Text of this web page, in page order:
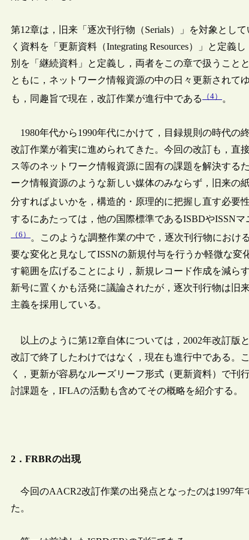
第12章は，旧来「逐次刊行物（Serials）」を対象とし
く資料を「更新資料（Integrating Resources）」と定
別を「継続資料」と定義し，両者をこの章で扱うこと
ともに，ネットワーク情報資源の中の日々更新されて
も，同趣旨で現在，改訂作業が進行中である
（4） 。
1980年代から1990年代にかけて，目録規則の時代の
改訂作業が着実に進められてきた。今回の改訂も，直
ス等のネットワーク情報資源に固有の課題を解決する
ーク情報資源のような新しい媒体のみならず，旧来の
分すればよいかを，構造的・原理的に把握し直す必要
するにあたっては，他の国際標準であるISBDやISSN
（6）
。このような調整作業の中で，逐次刊行物におけ
要な変化と見なしてISSNの新規付与を行うか軽微な
す範囲を広げることにより，新規レコード作成を減ら
新号に置くかも活発に議論されたが，逐次刊行物は旧
主義を採用している。
以上のように第12章自体については，2002年改訂版
改訂で終了したわけではなく，現在も進行中である。
く，更新が容易なルーズリーフ形式（更新資料）で刊
討課題を，IFLAの活動も含めてその概略を紹介する。
2．FRBRの出現
今回のAACR2改訂作業の出発点となったのは1997
た。